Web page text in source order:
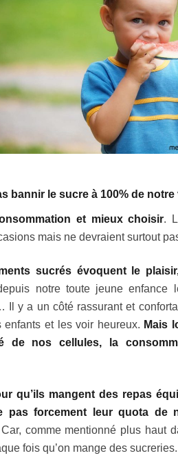
bannir le sucre à 100% de
et mieux choisir.
mais ne devraient surtout
sucrés évoquent le
notre toute jeune
y a un côté rassurant et
enfants et les voir heureux. Mais
de nos cellules, la
qu’ils mangent des repas
pas forcement leur quota de
comme mentionné plus haut
fois qu’on mange des sucreries.